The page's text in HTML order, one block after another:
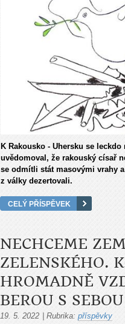
K Rakousko - Uhersku se
uvědomoval, že rakouský císař
se odmítli stát masovými vrahy
z války dezertovali.
CELÝ PŘÍSPĚVEK
NECHCEME
ZELENSKÉHO.
HROMADNĚ
BEROU S
19. 5. 2022 Rubrika: příspěvky